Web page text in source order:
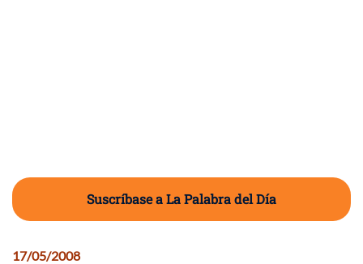
Suscríbase a La Palabra del Día
17/05/2008